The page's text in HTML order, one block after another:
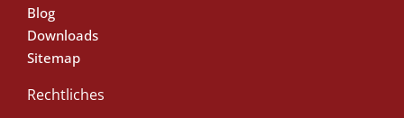
Blog
Downloads
Sitemap
Rechtliches